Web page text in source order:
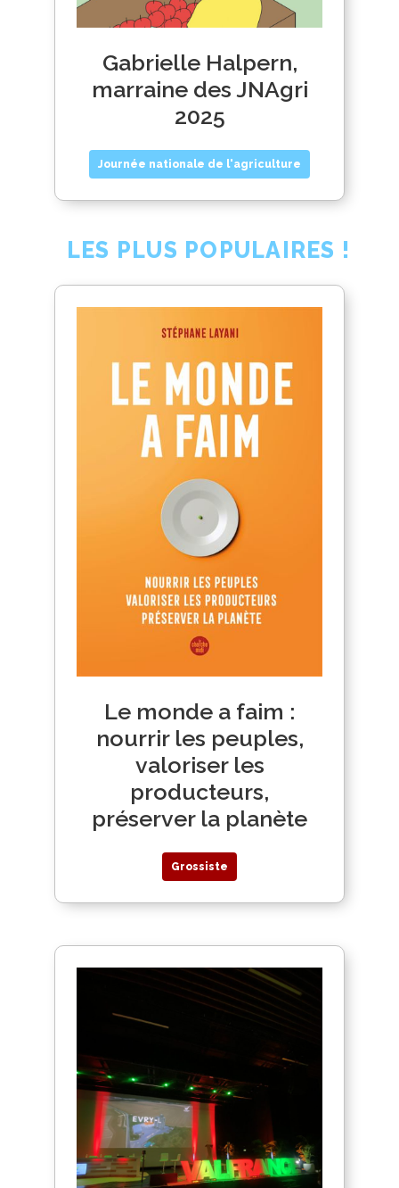
Gabrielle Halpern,
marraine des JNAgri
2025
Journée nationale de l'agriculture
LES PLUS POPULAIRES !
Le monde a faim :
nourrir les peuples,
valoriser les
producteurs,
préserver la planète
Grossiste